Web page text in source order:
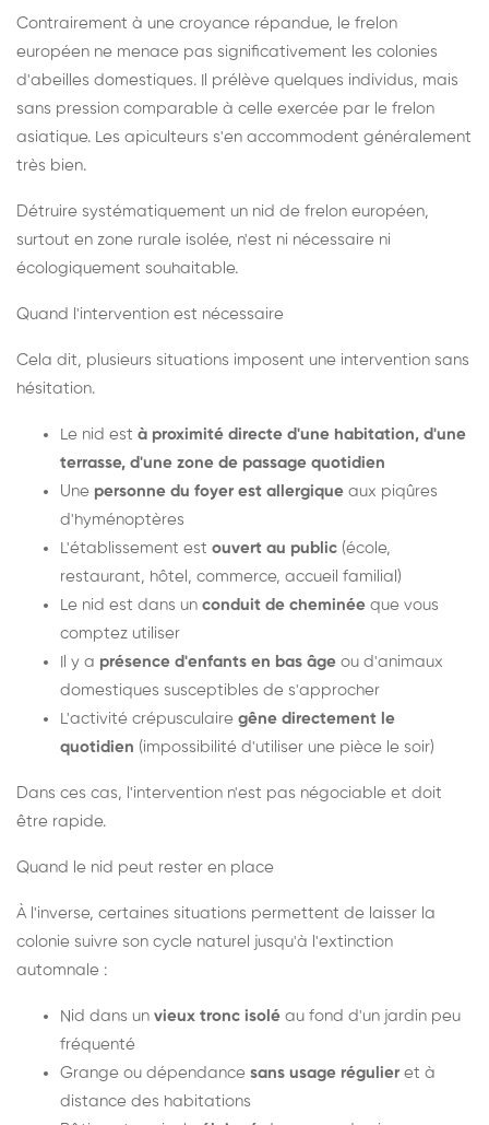
Contrairement à une croyance répandue, le frelon
européen ne menace pas significativement les colonies
d'abeilles domestiques. Il prélève quelques individus, mais
sans pression comparable à celle exercée par le frelon
asiatique. Les apiculteurs s'en accommodent généralement
très bien.
Détruire systématiquement un nid de frelon européen,
surtout en zone rurale isolée, n'est ni nécessaire ni
écologiquement souhaitable.
Quand l'intervention est nécessaire
Cela dit, plusieurs situations imposent une intervention sans
hésitation.
Le nid est à proximité directe d'une habitation, d'une
terrasse, d'une zone de passage quotidien
Une personne du foyer est allergique aux piqûres
d'hyménoptères
L'établissement est ouvert au public (école,
restaurant, hôtel, commerce, accueil familial)
Le nid est dans un conduit de cheminée que vous
comptez utiliser
Il y a présence d'enfants en bas âge ou d'animaux
domestiques susceptibles de s'approcher
L'activité crépusculaire gêne directement le
quotidien (impossibilité d'utiliser une pièce le soir)
Dans ces cas, l'intervention n'est pas négociable et doit
être rapide.
Quand le nid peut rester en place
À l'inverse, certaines situations permettent de laisser la
colonie suivre son cycle naturel jusqu'à l'extinction
automnale :
Nid dans un vieux tronc isolé au fond d'un jardin peu
fréquenté
Grange ou dépendance sans usage régulier et à
distance des habitations